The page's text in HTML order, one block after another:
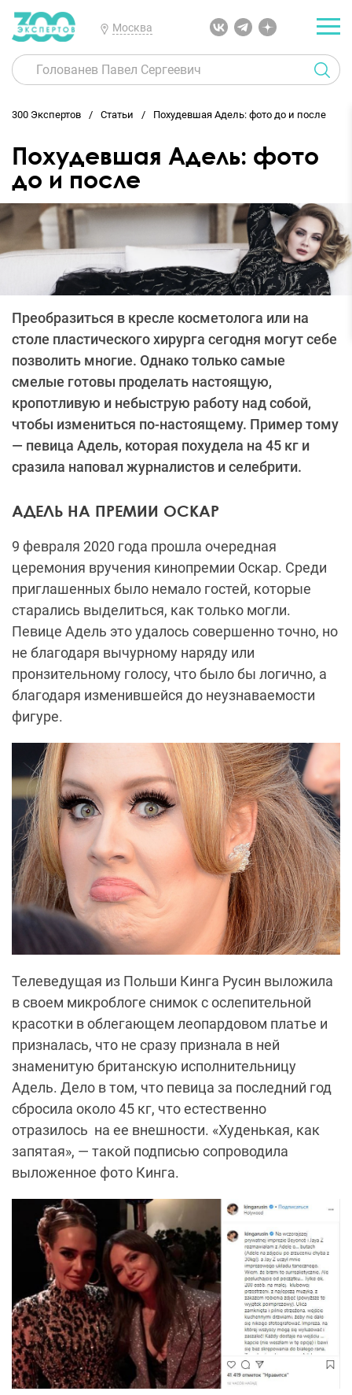
Москва
300 Экспертов Статьи Похудевшая Адель: фото до и после
Похудевшая Адель: фото
до и после
Преобразиться в кресле косметолога или на
столе пластического хирурга сегодня могут себе
позволить многие. Однако только самые
смелые готовы проделать настоящую,
кропотливую и небыструю работу над собой,
чтобы измениться по-настоящему. Пример тому
— певица Адель, которая похудела на 45 кг и
сразила наповал журналистов и селебрити.
АДЕЛЬ НА ПРЕМИИ ОСКАР
9 февраля 2020 года прошла очередная
церемония вручения кинопремии Оскар. Среди
приглашенных было немало гостей, которые
старались выделиться, как только могли.
Певице Адель это удалось совершенно точно, но
не благодаря вычурному наряду или
пронзительному голосу, что было бы логично, а
благодаря изменившейся до неузнаваемости
фигуре.
Телеведущая из Польши Кинга Русин выложила
в своем микроблоге снимок с ослепительной
красотки в облегающем леопардовом платье и
призналась, что не сразу признала в ней
знаменитую британскую исполнительницу
Адель. Дело в том, что певица за последний год
сбросила около 45 кг, что естественно
отразилось на ее внешности. «Худенькая, как
запятая», — такой подписью сопроводила
выложенное фото Кинга.